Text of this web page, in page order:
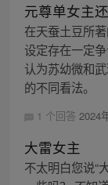
元尊单女主
在天蚕土豆所
设定存在一定
认为苏幼微和
的不同看法。
1 个回答 2024
大雷女主
不太明白您说“